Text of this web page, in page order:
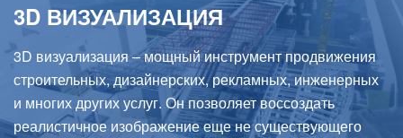
3D ВИЗУАЛИЗАЦИЯ
3D визуализация – мощный инструмент продвижения
строительных, дизайнерских, рекламных, инженерных
и многих других услуг. Он позволяет воссоздать
реалистичное изображение еще не существующего